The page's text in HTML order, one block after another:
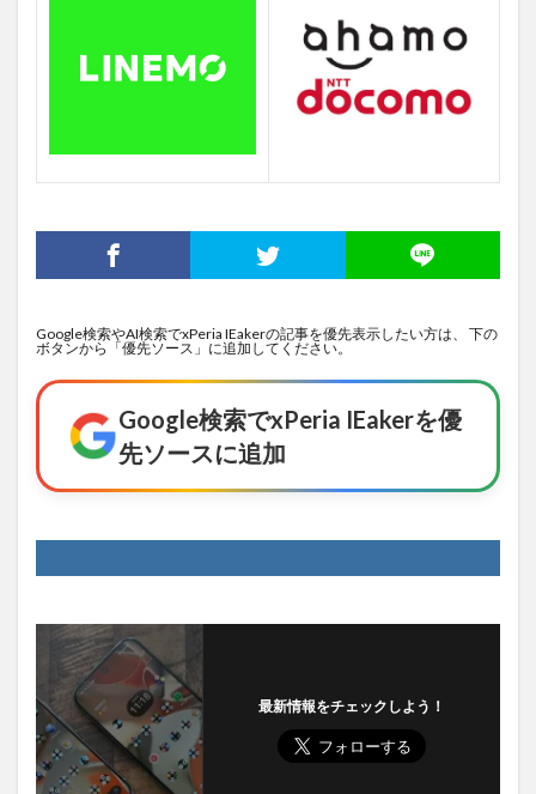
Google検索やAI検索でxPeria IEakerの記事を優先表示したい方は、 下の
ボタンから「優先ソース」に追加してください。
Google検索でxPeria IEakerを優
先ソースに追加
最新情報をチェックしよう！